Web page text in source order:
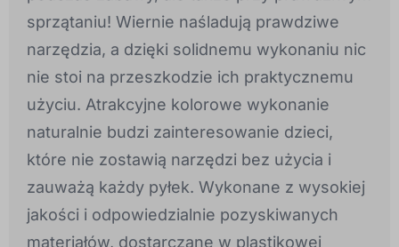
sprzątaniu! Wiernie naśladują prawdziwe
narzędzia, a dzięki solidnemu wykonaniu nic
nie stoi na przeszkodzie ich praktycznemu
użyciu. Atrakcyjne kolorowe wykonanie
naturalnie budzi zainteresowanie dzieci,
które nie zostawią narzędzi bez użycia i
zauważą każdy pyłek. Wykonane z wysokiej
jakości i odpowiedzialnie pozyskiwanych
materiałów, dostarczane w plastikowej